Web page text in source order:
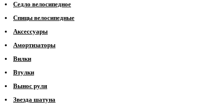
Седло велосипедное
Спицы велосипедные
Аксессуары
Амортизаторы
Вилки
Втулки
Вынос руля
Звезда шатуна